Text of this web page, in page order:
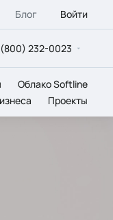
Блог Войти
232-0023
Облако Softline
Проекты